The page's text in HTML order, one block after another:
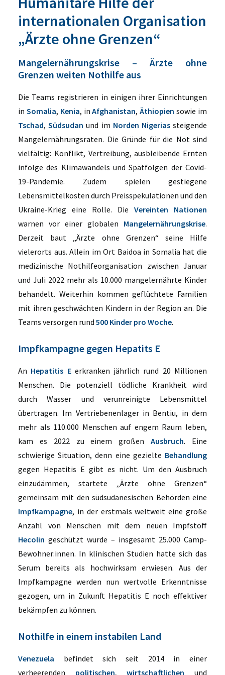
internationalen Organisation
„Ärzte ohne Grenzen“
Mangelernährungskrise – Ärzte ohne
Grenzen weiten Nothilfe aus
Die Teams registrieren in einigen ihrer Einrichtungen
in Somalia, Kenia, inAfghanistan,Äthiopien sowie im
Tschad,Südsudan und im Norden Nigeriassteigende
Mangelernährungsraten. Die Gründe für die Not sind
vielfältig: Konflikt, Vertreibung, ausbleibende Ernten
infolge des Klimawandels und Spätfolgen der Covid-
19-Pandemie. Zudem spielen gestiegene
Lebensmittelkosten durch Preisspekulationen und den
Ukraine-Krieg eine Rolle. Die Vereinten Nationen
warnen vor einer globalen Mangelernährungskrise.
Derzeit baut „Ärzte ohne Grenzen“ seine Hilfe
vielerorts aus. Allein im Ort Baidoa in Somalia hat die
medizinische Nothilfeorganisation zwischen Januar
und Juli 2022 mehr als 10.000 mangelernährte Kinder
behandelt. Weiterhin kommen geflüchtete Familien
mit ihren geschwächten Kindern in der Region an. Die
Teams versorgen rund 500 Kinder pro Woche.
Impfkampagne gegen Hepatits E
An Hepatitis Eerkranken jährlich rund 20 Millionen
Menschen. Die potenziell tödliche Krankheit wird
durch Wasser und verunreinigte Lebensmittel
übertragen. Im Vertriebenenlager in Bentiu, in dem
mehr als 110.000 Menschen auf engem Raum leben,
kam es 2022 zu einem großenAusbruch. Eine
schwierige Situation, denn eine gezielte Behandlung
gegen Hepatitis E gibt es nicht. Um den Ausbruch
einzudämmen, startete „Ärzte ohne Grenzen“
gemeinsam mit den südsudanesischen Behörden eine
Impfkampagne, in der erstmals weltweit eine große
Anzahl von Menschen mit dem neuen Impfstoff
Hecolin geschützt wurde – insgesamt 25.000 Camp-
Bewohner:innen. In klinischen Studien hatte sich das
Serum bereits als hochwirksam erwiesen. Aus der
Impfkampagne werden nun wertvolle Erkenntnisse
gezogen, um in Zukunft Hepatitis E noch effektiver
bekämpfen zu können.
Nothilfe in einem instabilen Land
Venezuela befindet sich seit 2014 in einer
verheerenden politischen,wirtschaftlichen und